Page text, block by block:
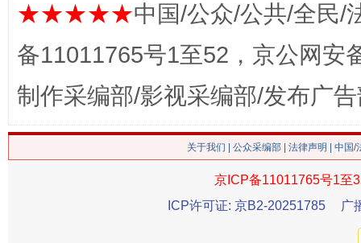
生
★★★★★中国/公众/公共/全民/
备11011765号1至52，京公网安
制作采编部/影视采编部/发布广
关于我们 公众采编部 法律声明 | 中国
京ICP备11011765号1至
ICP许可证: 京B2-20251785
广